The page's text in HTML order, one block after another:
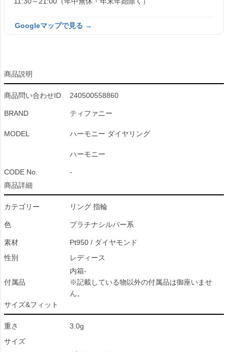
Googleマップで見る →
商品説明
商品問い合わせID 240500558860
BRAND ティファニー
MODEL ハーモニー ダイヤリング
ハーモニー
CODE No.
-
商品詳細
カテゴリー リング 指輪
色 プラチナシルバー系
素材
Pt950 / ダイヤモンド
性別
レディース
付属品
内箱-
※記載している物以外の付属品は御座いませ
ん。
サイズ&フィット
重さ
3.0g
サイズ